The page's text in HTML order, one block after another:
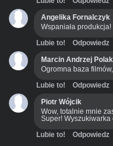
Angelika Fornalczyk
Wspaniała
Lubie to! Odpowiedz
Marcin Andrzej Polak
Ogromna baza
Lubie to! Odpowiedz
Piotr Wójcik
Wow, totalnie mnie
Super! Wyszukiwarka
Lubie to! Odpowiedz